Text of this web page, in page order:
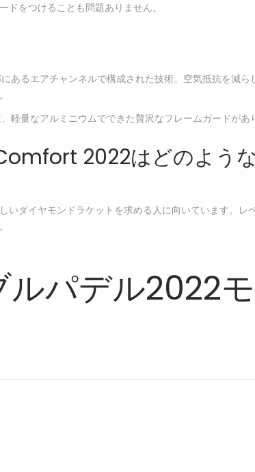
をつけることも問題ありません。
あるエアチャンネルで構成された技術。空気抵抗を減
軽量なアルミニウムでできた贅沢なフレームガードがあ
2022はどのよう
いダイヤモンドラケットを求める人に向いています。
ルパデル2022